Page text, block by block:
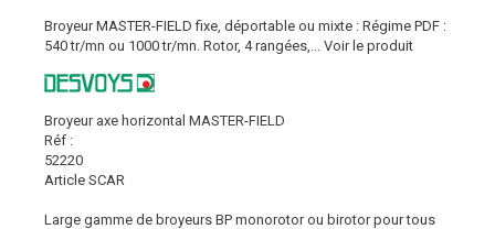
Broyeur MASTER-FIELD fixe, déportable ou mixte : Régime PDF :
540 tr/mn ou 1000 tr/mn. Rotor, 4 rangées,...
Voir le produit
Broyeur axe horizontal MASTER-FIELD
Réf :
52220
Article SCAR
Large gamme de broyeurs BP monorotor ou birotor pour tous